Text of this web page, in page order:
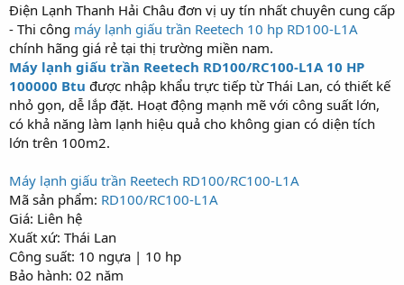
Điện Lạnh Thanh Hải Châu đơn vị uy tín nhất chuyên cung cấp
- Thi công máy lạnh giấu trần Reetech 10 hp RD100-L1A
chính hãng giá rẻ tại thị trường miền nam.
Máy lạnh giấu trần Reetech RD100/RC100‑L1A 10 HP
100000 Btu được nhập khẩu trực tiếp từ Thái Lan, có thiết kế
nhỏ gọn, dễ lắp đặt. Hoạt động mạnh mẽ với công suất lớn,
có khả năng làm lạnh hiệu quả cho không gian có diện tích
lớn trên 100m2.
Máy lạnh giấu trần Reetech RD100/RC100‑L1A
Mã sản phẩm: RD100/RC100‑L1A
Giá: Liên hệ
Xuất xứ: Thái Lan
Công suất: 10 ngựa | 10 hp
Bảo hành: 02 năm